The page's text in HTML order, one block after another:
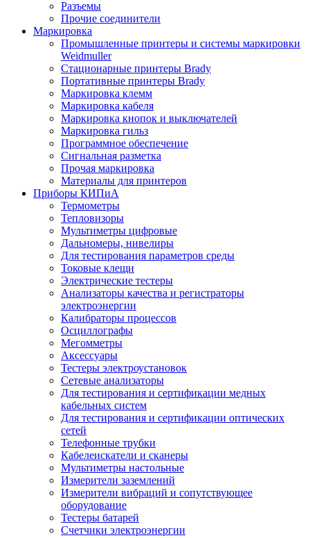
Разъемы
Прочие соединители
Маркировка
Промышленные принтеры и системы маркировки
Weidmuller
Стационарные принтеры Brady
Портативные принтеры Brady
Маркировка клемм
Маркировка кабеля
Маркировка кнопок и выключателей
Маркировка гильз
Программное обеспечение
Сигнальная разметка
Прочая маркировка
Материалы для принтеров
Приборы КИПиА
Термометры
Тепловизоры
Мультиметры цифровые
Дальномеры, нивелиры
Для тестирования параметров среды
Токовые клещи
Электрические тестеры
Анализаторы качества и регистраторы
электроэнергии
Калибраторы процессов
Осциллографы
Мегомметры
Аксессуары
Тестеры электроустановок
Сетевые анализаторы
Для тестирования и сертификации медных
кабельных систем
Для тестирования и сертификации оптических
сетей
Телефонные трубки
Кабелеискатели и сканеры
Мультиметры настольные
Измерители заземлений
Измерители вибраций и сопутствующее
оборудование
Тестеры батарей
Счетчики электроэнергии